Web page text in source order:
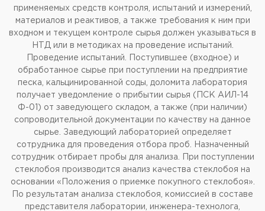
применяемых средств контроля, испытаний и измерений,
материалов и реактивов, а также требования к ним при
входном и текущем контроле сырья должен указываться в
НТД или в методиках на проведение испытаний.
Проведение испытаний. Поступившее (входное) и
обработанное сырье при поступлении на предприятие
песка, кальцинированной соды, доломита лаборатория
получает уведомление о прибытии сырья (ПСК АИЛ-14
Ф-01) от заведующего складом, а также (при наличии)
сопроводительной документации по качеству на данное
сырье. Заведующий лабораторией определяет
сотрудника для проведения отбора проб. Назначенный
сотрудник отбирает пробы для анализа. При поступлении
стеклобоя производится анализ качества стеклобоя на
основании «Положения о приемке покупного стеклобоя».
По результатам анализа стеклобоя, комиссией в составе
представителя лаборатории, инженера-технолога,